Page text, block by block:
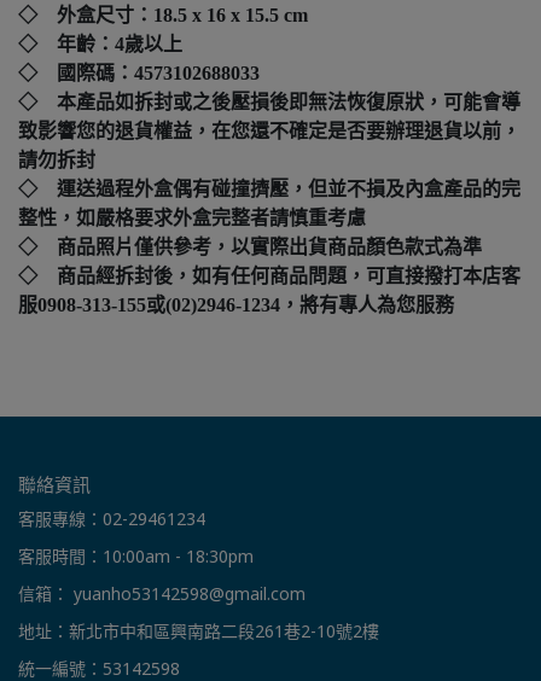
◇ 外盒尺寸： 18.5 x 16 x 15.5 cm
◇ 年齡：4歲以上
◇ 國際碼： 4573102688033
◇ 本產品如拆封或之後壓損後即無法恢復原狀，可能會導
致影響您的退貨權益，在您還不確定是否要辦理退貨以前，
請勿拆封
◇ 運送過程外盒偶有碰撞擠壓，但並不損及內盒產品的完
整性，如嚴格要求外盒完整者請慎重考慮
◇ 商品照片僅供參考，以實際出貨商品顏色款式為準
◇ 商品經拆封後，如有任何商品問題，可直接撥打本店客
服0908-313-155或(02)2946-1234，將有專人為您服務
聯絡資訊
客服專線：02-29461234
客服時間：10:00am - 18:30pm
信箱： yuanho53142598@gmail.com
地址：新北市中和區興南路二段261巷2-10號2樓
統一編號：53142598